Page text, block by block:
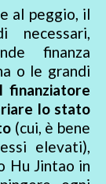
al peggio, il
finanza
o le grandi
finanziatore
lo stato
(cui, è bene
elevati),
Hu Jintao in